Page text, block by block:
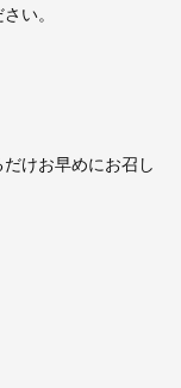
い。
けお早めにお召し